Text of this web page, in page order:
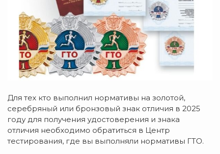
Для тех кто выполнил нормативы на золотой,
серебряный или бронзовый знак отличия в 2025
году для получения удостоверения и знака
отличия необходимо обратиться в Центр
тестирования, где вы выполняли нормативы ГТО.